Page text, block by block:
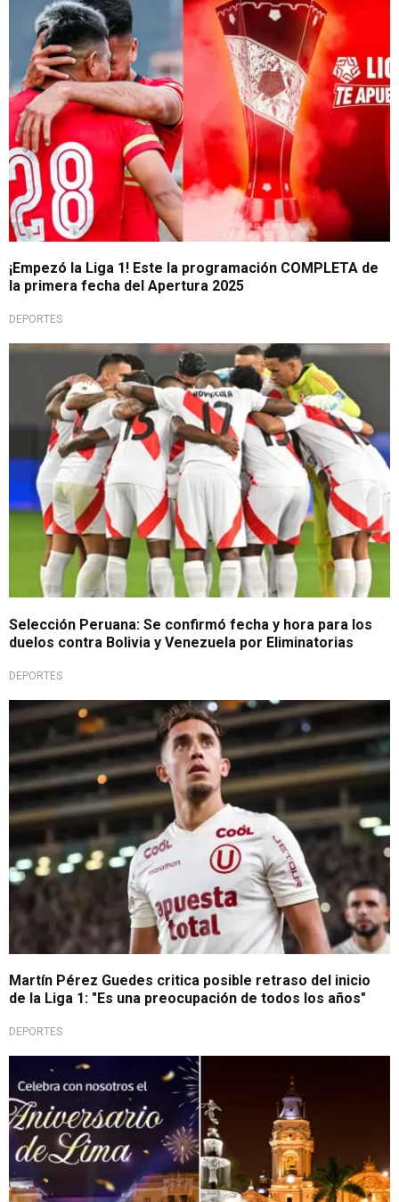
¡Empezó la Liga 1! Este la programación COMPLETA de
la primera fecha del Apertura 2025
DEPORTES
A seguir sufriendo
Selección Peruana: Se confirmó fecha y hora para los
duelos contra Bolivia y Venezuela por Eliminatorias
DEPORTES
Lamenta la situación
Martín Pérez Guedes critica posible retraso del inicio
de la Liga 1: "Es una preocupación de todos los años"
DEPORTES
'Serenata a Lima'